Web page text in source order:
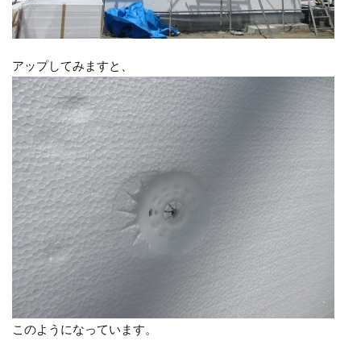
アップしてみますと、
このようになっています。